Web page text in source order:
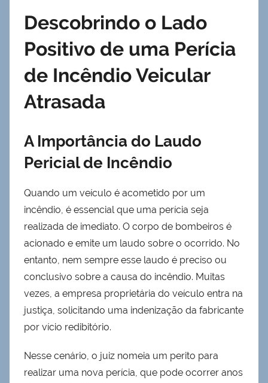
Descobrindo o Lado
Positivo de uma Perícia
de Incêndio Veicular
Atrasada
A Importância do Laudo
Pericial de Incêndio
Quando um veículo é acometido por um
incêndio, é essencial que uma perícia seja
realizada de imediato. O corpo de bombeiros é
acionado e emite um laudo sobre o ocorrido. No
entanto, nem sempre esse laudo é preciso ou
conclusivo sobre a causa do incêndio. Muitas
vezes, a empresa proprietária do veículo entra na
justiça, solicitando uma indenização da fabricante
por vício redibitório.
Nesse cenário, o juiz nomeia um perito para
realizar uma nova perícia, que pode ocorrer anos